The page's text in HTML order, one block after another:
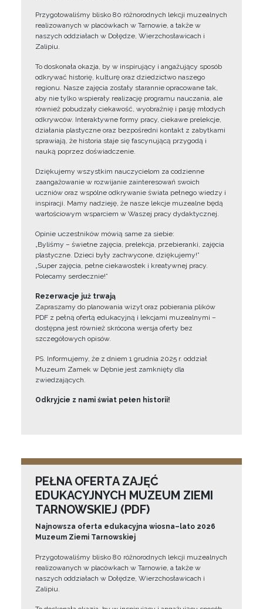
Przygotowaliśmy blisko 80 różnorodnych lekcji muzealnych
realizowanych w placówkach w Tarnowie, a także w
naszych oddziałach w Dołędze, Wierzchosławicach i
Zalipiu.
To doskonała okazja, by w inspirujący i angażujący sposób
odkrywać historię, kulturę oraz dziedzictwo naszego
regionu. Nasze zajęcia zostały starannie opracowane tak,
aby nie tylko wspierały realizację programu nauczania, ale
również pobudzały ciekawość, wyobraźnię i pasję młodych
odkrywców. Interaktywne formy pracy, ciekawe prelekcje,
działania plastyczne oraz bezpośredni kontakt z zabytkami
sprawiają, że historia staje się fascynującą przygodą i
nauką poprzez doświadczenie.
Dziękujemy wszystkim nauczycielom za codzienne
zaangażowanie w rozwijanie zainteresowań swoich
uczniów oraz wspólne odkrywanie świata pełnego wiedzy i
inspiracji. Mamy nadzieję, że nasze lekcje muzealne będą
wartościowym wsparciem w Waszej pracy dydaktycznej.
Opinie uczestników mówią same za siebie:
„Byliśmy – świetne zajęcia, prelekcja, przebieranki, zajęcia
plastyczne. Dzieci były zachwycone, dziękujemy!”
„Super zajęcia, pełne ciekawostek i kreatywnej pracy.
Polecamy serdecznie!”
Rezerwacje już trwają
Zapraszamy do planowania wizyt oraz pobierania plików
PDF z pełną ofertą edukacyjną i lekcjami muzealnymi –
dostępna jest również skrócona wersja oferty bez
szczegółowych opisów.
PS. Informujemy, że z dniem 1 grudnia 2025 r. oddział
Muzeum Zamek w Dębnie jest zamknięty dla
zwiedzających.
Odkryjcie z nami świat pełen historii!
PEŁNA OFERTA ZAJĘĆ
EDUKACYJNYCH MUZEUM ZIEMI
TARNOWSKIEJ (PDF)
Najnowsza oferta edukacyjna wiosna–lato 2026
Muzeum Ziemi Tarnowskiej
Przygotowaliśmy blisko 80 różnorodnych lekcji muzealnych
realizowanych w placówkach w Tarnowie, a także w
naszych oddziałach w Dołędze, Wierzchosławicach i
Zalipiu.